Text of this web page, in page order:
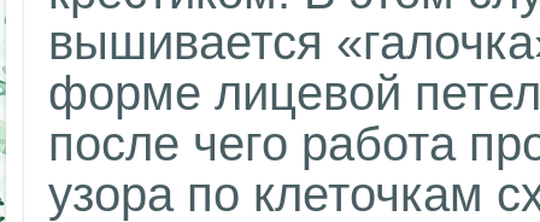
вышивается
форме лицевой
после чего работа
узора по клеточкам